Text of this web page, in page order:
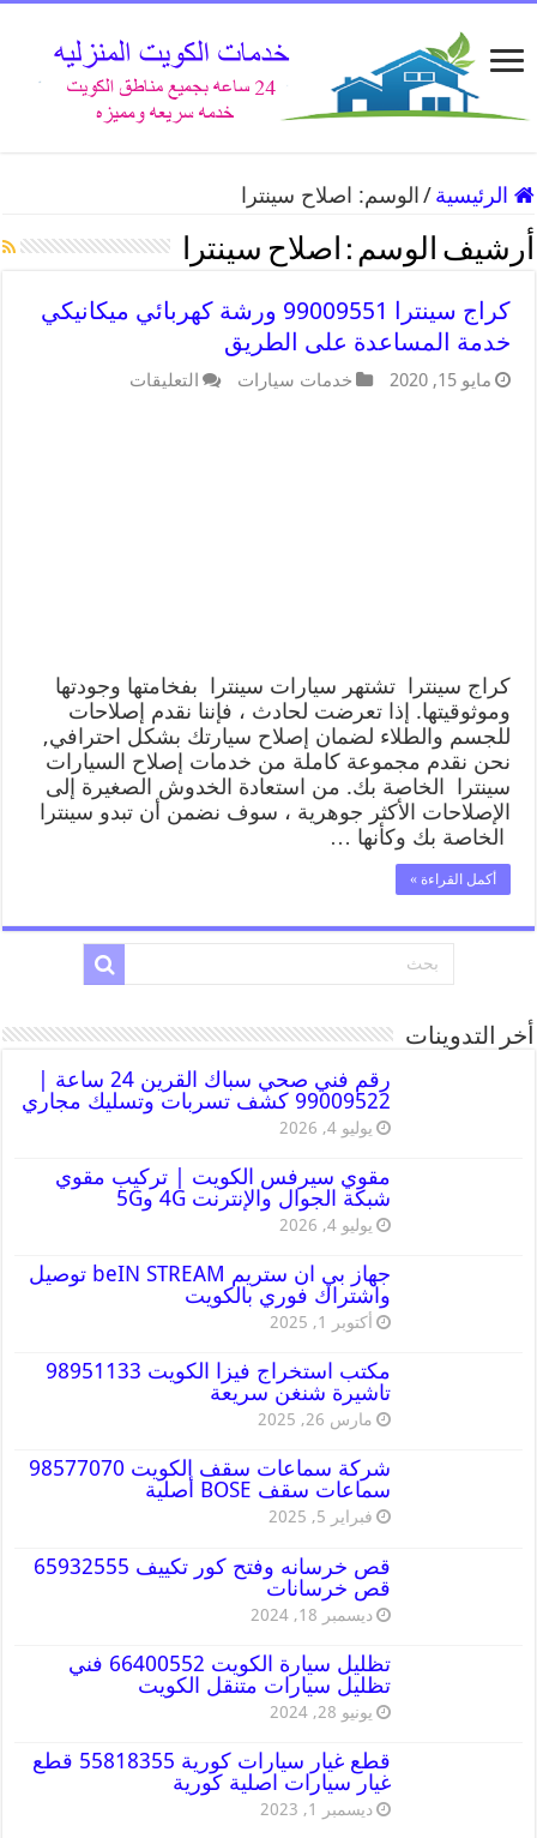
الرئيسية / الوسم: اصلاح سينترا
أرشيف الوسم : اصلاح سينترا
كراج سينترا 99009551 ورشة كهربائي ميكانيكي
خدمة المساعدة على الطريق
مايو 15, 2020 خدمات سيارات التعليقات
كراج سينترا تشتهر سيارات سينترا بفخامتها وجودتها
وموثوقيتها. إذا تعرضت لحادث ، فإننا نقدم إصلاحات
للجسم والطلاء لضمان إصلاح سيارتك بشكل احترافي,
نحن نقدم مجموعة كاملة من خدمات إصلاح السيارات
سينترا الخاصة بك. من استعادة الخدوش الصغيرة إلى
الإصلاحات الأكثر جوهرية ، سوف نضمن أن تبدو سينترا
الخاصة بك وكأنها …
أكمل القراءة »
أخر التدوينات
رقم فني صحي سباك القرين 24 ساعة |
99009522 كشف تسربات وتسليك مجاري
يوليو 4, 2026
مقوي سيرفس الكويت | تركيب مقوي
شبكة الجوال والإنترنت 4G و5G
يوليو 4, 2026
جهاز بي ان ستريم beIN STREAM توصيل
واشتراك فوري بالكويت
أكتوبر 1, 2025
مكتب استخراج فيزا الكويت 98951133
تاشيرة شنغن سريعة
مارس 26, 2025
شركة سماعات سقف الكويت 98577070
سماعات سقف BOSE أصلية
فبراير 5, 2025
قص خرسانه وفتح كور تكييف 65932555
قص خرسانات
ديسمبر 18, 2024
تظليل سيارة الكويت 66400552 فني
تظليل سيارات متنقل الكويت
يونيو 28, 2024
قطع غيار سيارات كورية 55818355 قطع
غيار سيارات اصلية كورية
ديسمبر 1, 2023